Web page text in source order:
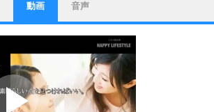
ストレス対策
他人と比べない。
いっそのこと、他人を見ない。
いらいらしない人になる30の方法
プラス思考
ポジティブになれない原因は、行動しないから。
ポジティブ思考になる30の方法
動画 音声